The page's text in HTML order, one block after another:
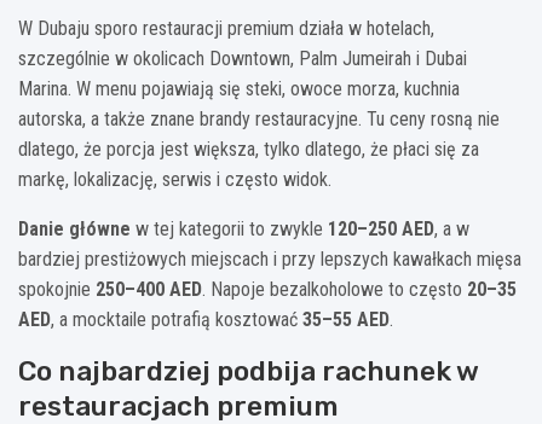
W Dubaju sporo restauracji premium działa w hotelach,
szczególnie w okolicach Downtown, Palm Jumeirah i Dubai
Marina. W menu pojawiają się steki, owoce morza, kuchnia
autorska, a także znane brandy restauracyjne. Tu ceny rosną nie
dlatego, że porcja jest większa, tylko dlatego, że płaci się za
markę, lokalizację, serwis i często widok.
Danie główne w tej kategorii to zwykle 120–250 AED, a w
bardziej prestiżowych miejscach i przy lepszych kawałkach mięsa
spokojnie 250–400 AED. Napoje bezalkoholowe to często 20–35
AED, a mocktaile potrafią kosztować 35–55 AED.
Co najbardziej podbija rachunek w
restauracjach premium